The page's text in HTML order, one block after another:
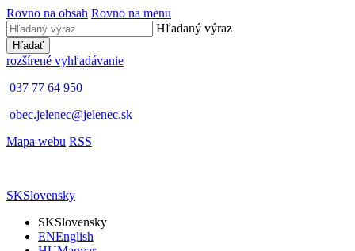
Rovno na obsah Rovno na menu
Hľadaný výraz
Hľadať
rozšírené vyhľadávanie
037 77 64 950
obec.jelenec@jelenec.sk
Mapa webu RSS
SKSlovensky
SKSlovensky
ENEnglish